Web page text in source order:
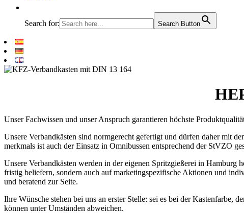
Search for: Search Button
Unser Fachwissen und unser Anspruch garantieren höchste
Unsere Verbandkästen sind normgerecht gefertigt und dürfen daher mit
merkmals ist auch der Einsatz in Omnibussen entsprechend der StVZO
Unsere Verbandkästen werden in der eigenen Spritzgießerei in
fristig beliefern, sondern auch auf marketingspezifische Aktionen und
und beratend zur Seite.
Ihre Wünsche stehen bei uns an erster Stelle: sei es bei der Kastenfarbe,
können unter Umständen abweichen.